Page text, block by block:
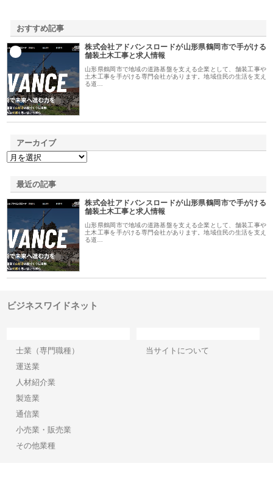
おすすめ記事
株式会社アドバンスロードが山形県鶴岡市で手がける
舗装土木工事と求人情報
山形県鶴岡市で地域の道路基盤を支える企業として、舗装工事や
土木工事を手がける専門会社があります。地域住民の生活を支え
る道…
アーカイブ
最近の記事
株式会社アドバンスロードが山形県鶴岡市で手がける
舗装土木工事と求人情報
山形県鶴岡市で地域の道路基盤を支える企業として、舗装工事や
土木工事を手がける専門会社があります。地域住民の生活を支え
る道…
ビジネスワイドネット
士業（専門職種）
運送業
人材紹介業
製造業
通信業
小売業・販売業
その他業種
当サイトについて